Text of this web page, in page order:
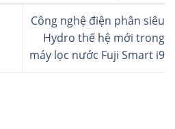
Công nghệ điện phân siêu
Hydro thế hệ mới trong
máy lọc nước Fuji Smart i9